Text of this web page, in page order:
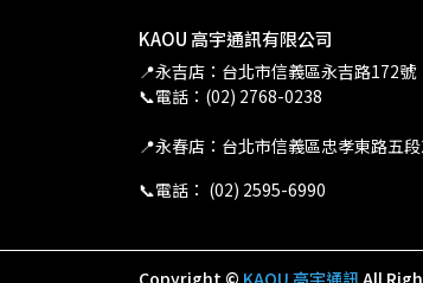
KAOU 高宇通訊有限公司
📍永吉店：台北市信義區永吉路172號
📞電話：(02) 2768-0238
📍永春店：台北市信義區忠孝東路五
📞電話： (02) 2595-6990
Copyright © KAOU 高宇通訊 All